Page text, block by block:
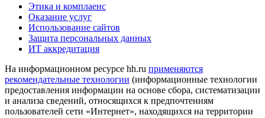
Этика и комплаенс
Оказание услуг
Использование сайтов
Защита персональных данных
ИТ аккредитация
На информационном ресурсе hh.ru применяются
рекомендательные технологии (информационные технологии
предоставления информации на основе сбора, систематизации
и анализа сведений, относящихся к предпочтениям
пользователей сети «Интернет», находящихся на территории